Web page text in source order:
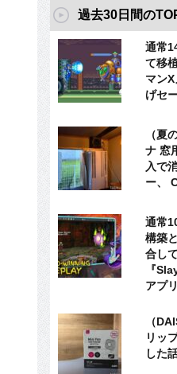
過去30日間の
通常
て移
マン
げセ
（夏
ナ 窓
入で
ー、
通常
構築
合し
『
アプ
（
リッ
した話